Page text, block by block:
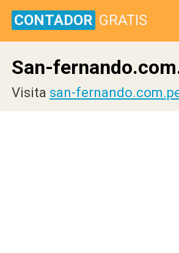
CONTADOR GRATIS
San-
Visita san-